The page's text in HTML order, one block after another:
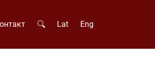
Lat Eng